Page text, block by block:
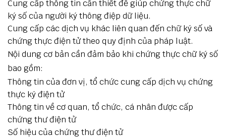
Cung cấp thông tin cần thiết để giúp chứng thực chữ
ký số của người ký thông điệp dữ liệu.
Cung cấp các dịch vụ khác liên quan đến chữ ký số và
chứng thực điện tử theo quy định của pháp luật.
Nội dung cơ bản cần đảm bảo khi chứng thực chữ ký số
bao gồm:
Thông tin của đơn vị, tổ chức cung cấp dịch vụ chứng
thực ký điện tử
Thông tin về cơ quan, tổ chức, cá nhân được cấp
chứng thư điện tử
Số hiệu của chứng thư điện tử